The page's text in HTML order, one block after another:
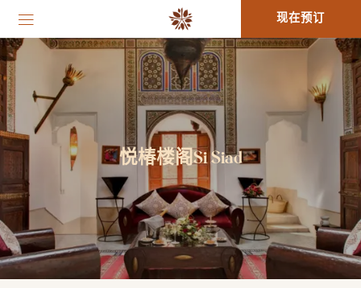
现在预订
悦椿楼阁Si Siad